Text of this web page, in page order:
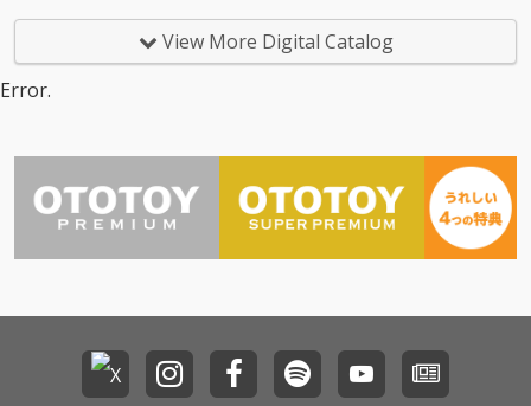
る - walls』と対をなす
二部作の後編にあた
る - walls』と対をなす
二部作の後編にあた
View More Digital Catalog
Error.